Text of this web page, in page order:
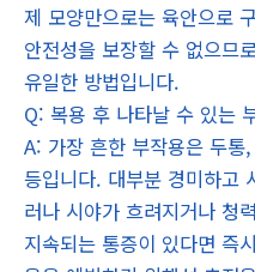
제 모양만으로는 육안으로
안전성을 보장할 수 없으므
유일한 방법입니다.
Q: 복용 후 나타날 수 있는
A: 가장 흔한 부작용은 두
등입니다. 대부분 경미하고
러나 시야가 흐려지거나 청
지속되는 통증이 있다면 즉